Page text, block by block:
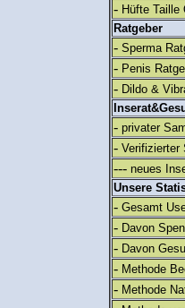
- Hüfte Taille
Ratgeber
- Sperma
- Penis
- Dildo &
- privater
- Verifizierter
--- neues
Unsere
- Gesamt
- Davon
- Davon
- Methode
- Methode